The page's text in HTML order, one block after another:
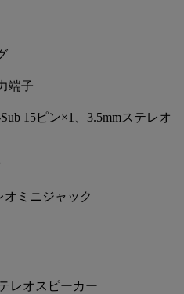
端子
15ピン×1、3.5mmステレオ
オミニジャック
レオスピーカー